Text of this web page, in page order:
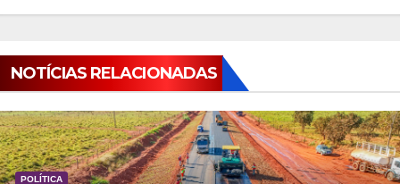
NOTÍCIAS RELACIONADAS
POLÍTICA